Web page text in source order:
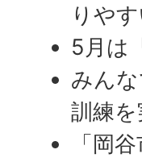
りや
5月は
みん
訓練
「岡